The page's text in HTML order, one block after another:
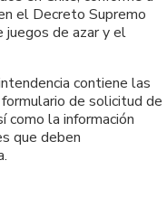
el Decreto Supremo
juegos de azar y el
contiene las
de solicitud de
como la información
que deben